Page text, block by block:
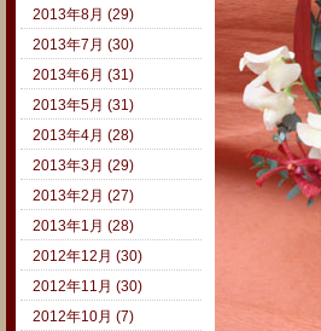
2013年8月 (29)
2013年7月 (30)
2013年6月 (31)
2013年5月 (31)
2013年4月 (28)
2013年3月 (29)
2013年2月 (27)
2013年1月 (28)
2012年12月 (30)
2012年11月 (30)
2012年10月 (7)